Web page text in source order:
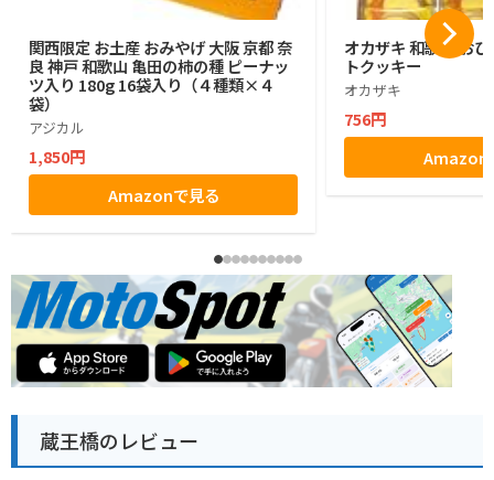
関西限定 お土産 おみやげ 大阪 京都 奈
良 神戸 和歌山 亀田の柿の種 ピーナッ
ツ入り 180g 16袋入り（４種類×４
袋）
アジカル
1,850円
Amazonで見る
オカザキ 和歌山 お
トクッキー
オカザキ
756円
Amazon
蔵王橋のレビュー